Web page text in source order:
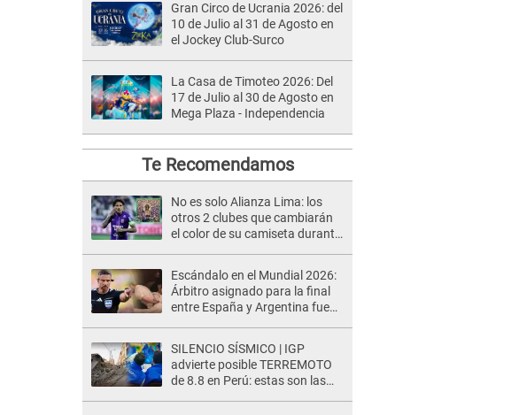
Gran Circo de Ucrania 2026: del
10 de Julio al 31 de Agosto en
el Jockey Club-Surco
La Casa de Timoteo 2026: Del
17 de Julio al 30 de Agosto en
Mega Plaza - Independencia
Te Recomendamos
No es solo Alianza Lima: los
otros 2 clubes que cambiarán
el color de su camiseta durante
Escándalo en el Mundial 2026:
Árbitro asignado para la final
entre España y Argentina fue
y narcotráfico
SILENCIO SÍSMICO | IGP
advierte posible TERREMOTO
de 8.8 en Perú: estas son las